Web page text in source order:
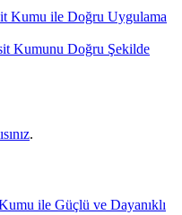
Kumu ile Doğru Uygulama
Kumunu Doğru Şekilde
.
ile Güçlü ve Dayanıklı